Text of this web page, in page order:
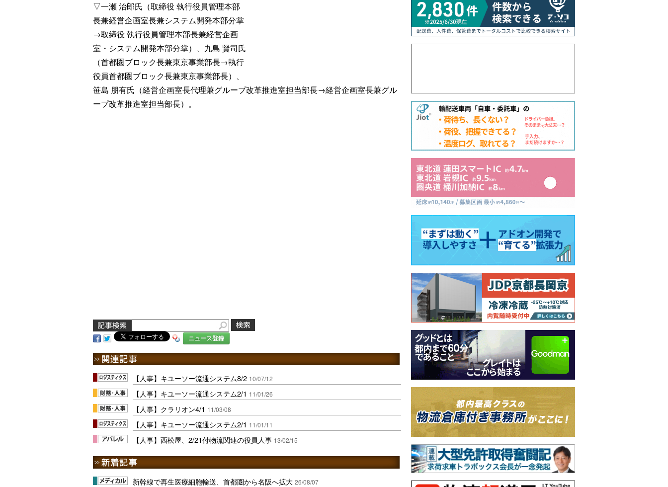
▽一瀬 治郎氏（取締役 執行役員管理本部
長兼経営企画室長兼システム開発本部分掌
→取締役 執行役員管理本部長兼経営企画
室・システム開発本部分掌）、九島 賢司氏
（首都圏ブロック長兼東京事業部長→執行
役員首都圏ブロック長兼東京事業部長）、
笹島 朋有氏（経営企画室長代理兼グループ改革推進室担当部長→経営企画室長兼グル
ープ改革推進室担当部長）。
ニュース登録
【人事】キユーソー流通システム8/2 10/07/12
【人事】キユーソー流通システム2/1 11/01/26
【人事】クラリオン4/1 11/03/08
【人事】キユーソー流通システム2/1 11/01/11
【人事】西松屋、2/21付物流関連の役員人事 13/02/15
新幹線で再生医療細胞輸送、首都圏から名阪へ拡大 26/08/07